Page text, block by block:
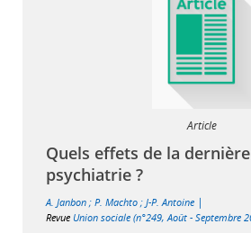
Article
Quels effets de la
psychiatrie ?
A. Janbon ; P. Machto ; J-P. Antoine |
Revue Union sociale (n°249, Août - Septembre